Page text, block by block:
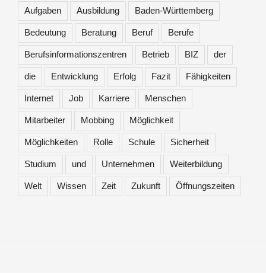
Aufgaben Ausbildung Baden-Württemberg
Bedeutung Beratung Beruf Berufe
Berufsinformationszentren Betrieb BIZ der
die Entwicklung Erfolg Fazit Fähigkeiten
Internet Job Karriere Menschen
Mitarbeiter Mobbing Möglichkeit
Möglichkeiten Rolle Schule Sicherheit
Studium und Unternehmen Weiterbildung
Welt Wissen Zeit Zukunft Öffnungszeiten